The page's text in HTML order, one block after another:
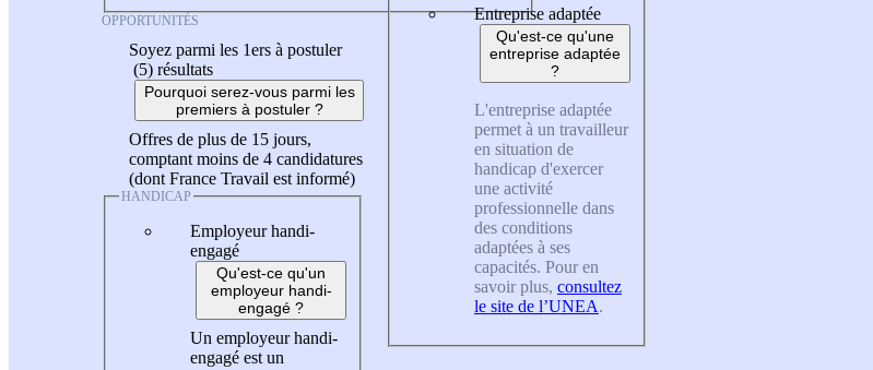
OPPORTUNITÉS
Soyez parmi les 1ers à postuler
(5) résultats
Pourquoi serez-vous parmi les
premiers à postuler ?
Offres de plus de 15 jours,
comptant moins de 4 candidatures
(dont France Travail est informé)
HANDICAP
Employeur handi-
engagé
Qu'est-ce qu'un
employeur handi-
engagé ?
Un employeur handi-
engagé est un
Entreprise adaptée
Qu'est-ce qu'une
entreprise adaptée
?
L'entreprise adaptée
permet à un travailleur
en situation de
handicap d'exercer
une activité
professionnelle dans
des conditions
adaptées à ses
capacités. Pour en
savoir plus, consultez
le site de l’UNEA.